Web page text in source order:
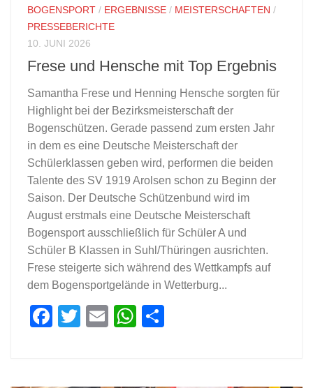
BOGENSPORT / ERGEBNISSE / MEISTERSCHAFTEN /
PRESSEBERICHTE
10. JUNI 2026
Frese und Hensche mit Top Ergebnis
Samantha Frese und Henning Hensche sorgten für
Highlight bei der Bezirksmeisterschaft der
Bogenschützen. Gerade passend zum ersten Jahr
in dem es eine Deutsche Meisterschaft der
Schülerklassen geben wird, performen die beiden
Talente des SV 1919 Arolsen schon zu Beginn der
Saison. Der Deutsche Schützenbund wird im
August erstmals eine Deutsche Meisterschaft
Bogensport ausschließlich für Schüler A und
Schüler B Klassen in Suhl/Thüringen ausrichten.
Frese steigerte sich während des Wettkampfs auf
dem Bogensportgelände in Wetterburg...
Facebook
Twitter
EmailWhatsApp